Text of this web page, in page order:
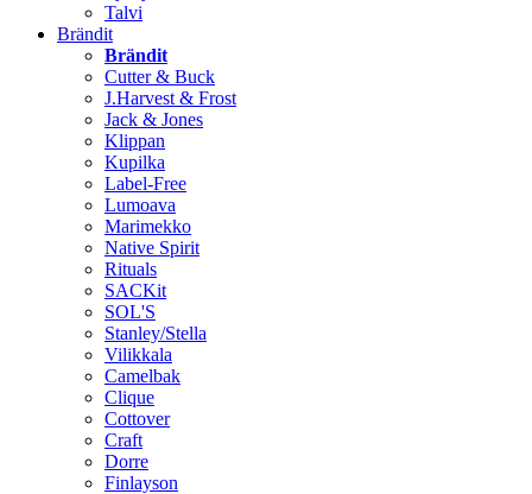
Talvi
Brändit
Brändit
Cutter & Buck
J.Harvest & Frost
Jack & Jones
Klippan
Kupilka
Label-Free
Lumoava
Marimekko
Native Spirit
Rituals
SACKit
SOL'S
Stanley/Stella
Vilikkala
Camelbak
Clique
Cottover
Craft
Dorre
Finlayson